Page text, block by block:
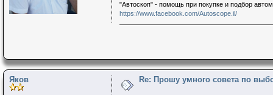
"Автоскоп" - помощь при покупке и подбор
https://www.facebook.com/Autoscope.il/
Яков Re: Прошу умного совета по